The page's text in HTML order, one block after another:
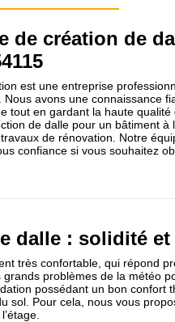
de création de
est une entreprise
Nous avons une connaissance
tout en gardant la haute
de dalle pour un bâtiment à
de rénovation. Notre
confiance si vous souhaitez
dalle : solidité
très confortable, qui répond
problèmes de la météo
possédant un bon confort
sol. Pour cela, nous vous